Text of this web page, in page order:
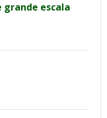
grande escala